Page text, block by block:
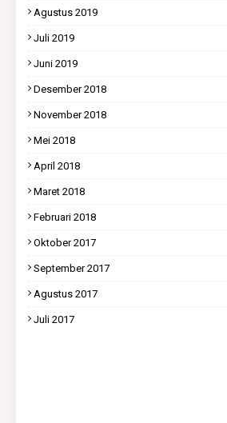
Agustus 2019
Juli 2019
Juni 2019
Desember 2018
November 2018
Mei 2018
April 2018
Maret 2018
Februari 2018
Oktober 2017
September 2017
Agustus 2017
Juli 2017